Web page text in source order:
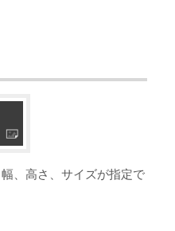
、高さ、サイズが指定で